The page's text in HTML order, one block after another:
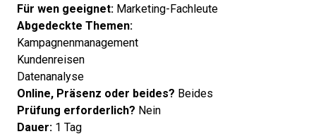
Für wen geeignet: Marketing-Fachleute
Abgedeckte Themen:
Kampagnenmanagement
Kundenreisen
Datenanalyse
Online, Präsenz oder beides? Beides
Prüfung erforderlich? Nein
Dauer: 1 Tag